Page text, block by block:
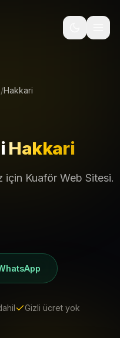
/Hakkari
Hakkari
Kuaför Web Sitesi.
Gizli ücret yok